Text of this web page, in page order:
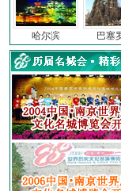
哈尔滨 巴塞